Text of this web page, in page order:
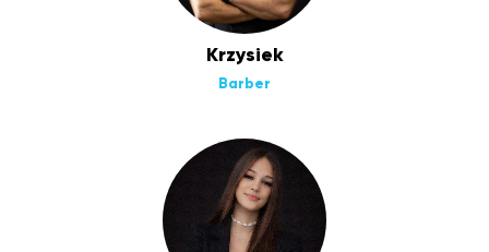
Krzysiek
Barber